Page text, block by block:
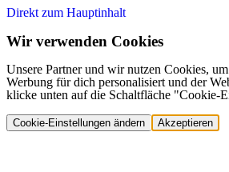
Direkt zum Hauptinhalt
Wir verwenden Cookies
Unsere Partner und wir nutzen Cookies,
Werbung für dich personalisiert und der
klicke unten auf die Schaltfläche "Cookie-
Cookie-Einstellungen ändern Akzeptieren